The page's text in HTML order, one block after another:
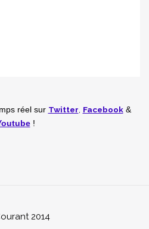
réel sur Twitter Facebook&
!
2014